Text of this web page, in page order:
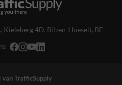
Kieleberg 4D, Bilzen-Hoeselt, BE
van TrafficSupply